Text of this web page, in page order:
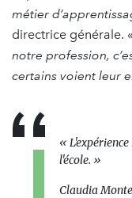
métier
directrice générale. «
notre profession,
certains voient leur
«
l'école. »
Claudia